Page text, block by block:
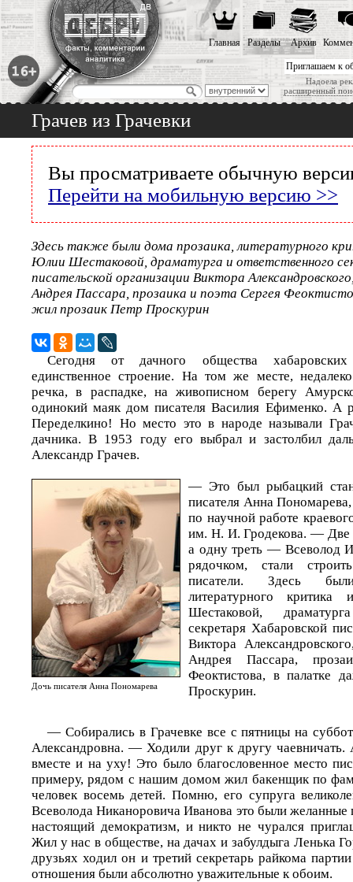
Приглашаем к
Надоела
расширенный
Главная Разделы Архив
Грачев из Грачевки
Вы просматриваете обычную
Перейти на мобильную версию >>
Здесь также были дома прозаика, литературного
Юлии Шестаковой, драматурга и ответственного
писательской организации Виктора
Андрея Пассара, прозаика и поэта Сергея
жил прозаик Петр Проскурин
Сегодня от дачного общества хабаровских
единственное строение. На том же месте,
речка, в распадке, на живописном берегу
одинокий маяк дом писателя Василия Ефименко. А
Переделкино! Но место это в народе называли
дачника. В 1953 году его выбрал и застолбил
Александр Грачев.
Дочь писателя Анна Пономарева
— Это был рыбацкий
писателя Анна Пономарева,
по научной работе
им. Н. И. Гродекова. — Две
а одну треть — Всеволод
рядочком, стали
писатели. Здесь
литературного
Шестаковой,
секретаря Хабаровской
Виктора
Андрея Пассара,
Феоктистова, в палатке
Проскурин.
— Собирались в Грачевке все с пятницы на
Александровна. — Ходили друг к другу чаевничать.
вместе и на уху! Это было благословенное место
примеру, рядом с нашим домом жил бакенщик по
человек восемь детей. Помню, его супруга
Всеволода Никаноровича Иванова это были желанные
настоящий демократизм, и никто не чурался
Жил у нас в обществе, на дачах и забулдыга Ленька
друзьях ходил он и третий секретарь райкома
отношения были абсолютно уважительные к обоим.